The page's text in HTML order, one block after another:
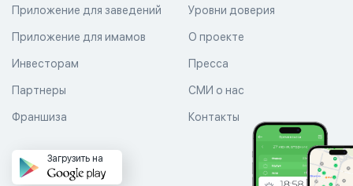
Уровни доверия
Приложение для заведений
Приложение для имамов О проекте
Пресса
СМИ о нас
Контакты
Инвесторам
Партнеры
Франшиза
Загрузить на